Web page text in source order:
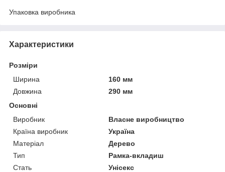
Упаковка виробника
Характеристики
Розміри
Ширина
160 мм
Довжина
290 мм
Основні
Виробник
Власне виробництво
Країна виробник
Україна
Матеріал
Дерево
Тип
Рамка-вкладиш
Стать
Унісекс